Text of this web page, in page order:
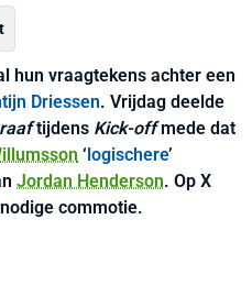
hun vraagtekens achter een
Driessen. Vrijdag deelde
tijdens Kick-offmede dat
‘logischere’
Jordan Henderson. Op X
commotie.